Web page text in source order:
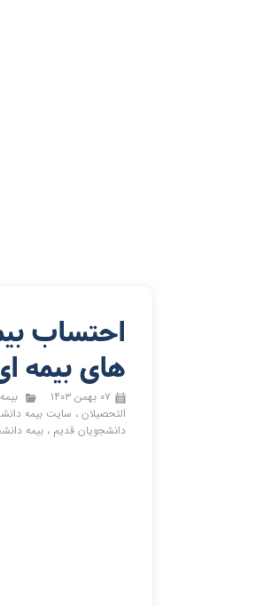
احتساب
های بیمه
۰۷ بهمن ۱۴۰۳ بیمه
التحصیلان، سایت بیمه
دانشجویان قدیم ، بیمه